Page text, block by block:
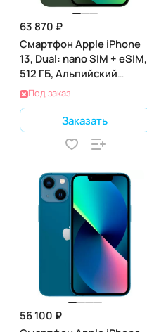
63 870 ₽
Смартфон Apple iPhone
13, Dual: nano SIM + eSIM,
512 ГБ, Альпийский
Зеленый
Под заказ
Заказать
56 100 ₽